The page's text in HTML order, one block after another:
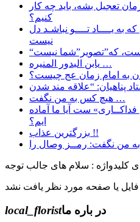
تعجیل بشه، باید چه کار
کنیم؟
یــــاد تــــو نباشـد دل
نیست
یابن البدور المنیره …
به امام زمان عج چیست؟
هیچ کس به من نگفت …
ست آيا ما آماده
ايم؟
بزرگترین عذاب !!
کلیدواژه : سلام های جالب توجه
local_floristدر باره ما